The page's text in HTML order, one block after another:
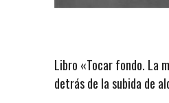
Libro «Tocar fondo. La
detrás de la subida de